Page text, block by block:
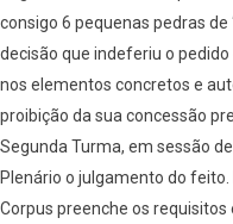
consigo 6 pequenas pedras de
decisão que indeferiu o
nos elementos concretos e
proibição da sua concessão
Segunda Turma, em sessão
Plenário o julgamento do
Corpus preenche os